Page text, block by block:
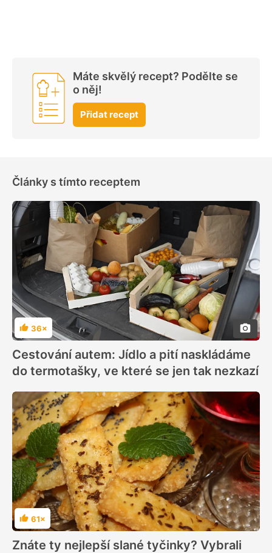
Máte skvělý recept? Podělte se
o něj!
Přidat recept
Články s tímto receptem
Hodnocení
36×
Cestování autem: Jídlo a pití naskládáme
do termotašky, ve které se jen tak nezkazí
Hodnocení
61×
Znáte ty nejlepší slané tyčinky? Vybrali